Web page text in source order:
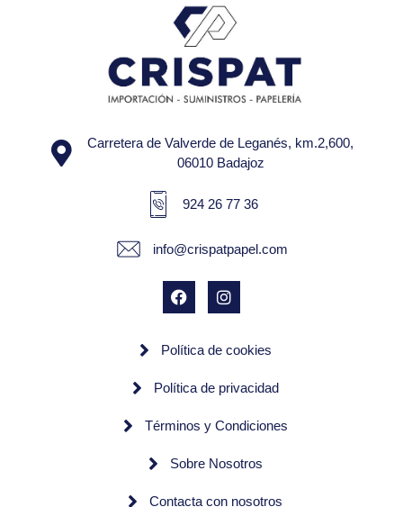
Carretera de Valverde de Leganés, km.2,600,
06010 Badajoz
924 26 77 36
info@crispatpapel.com
Política de cookies
Política de privacidad
Términos y Condiciones
Sobre Nosotros
Contacta con nosotros